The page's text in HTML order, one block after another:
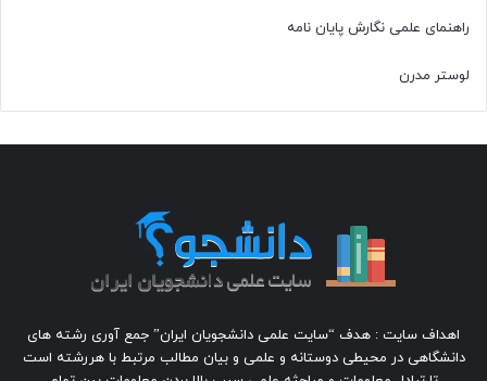
راهنمای علمی نگارش پایان نامه
لوستر مدرن
اهداف سایت : هدف “سایت علمی دانشجویان ایران” جمع آوری رشته های
دانشگاهی در محیطی دوستانه و علمی و بیان مطالب مرتبط با هررشته است